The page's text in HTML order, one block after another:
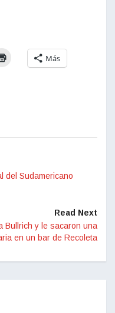
Más
del Sudamericano
Read Next
Bullrich y le sacaron una
en un bar de Recoleta